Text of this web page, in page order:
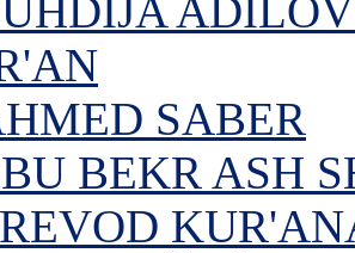
SABER
BEKR ASH